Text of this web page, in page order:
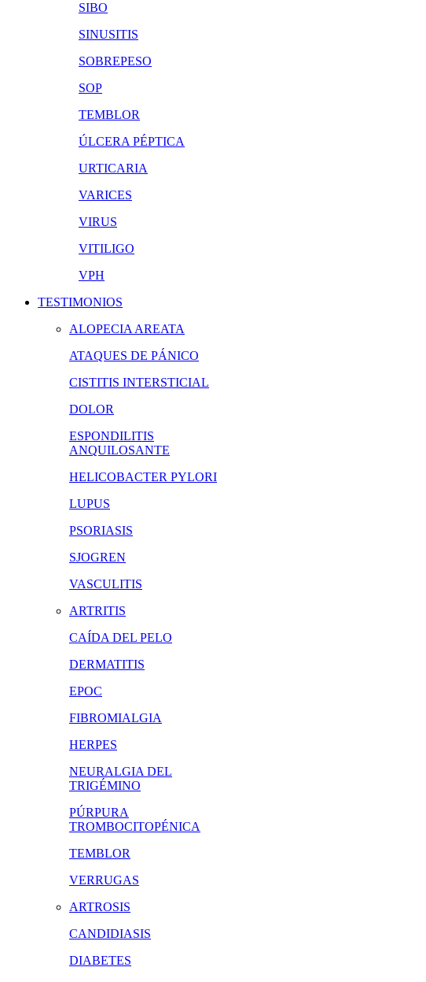
SIBO
SINUSITIS
SOBREPESO
SOP
TEMBLOR
ÚLCERA PÉPTICA
URTICARIA
VARICES
VIRUS
VITILIGO
VPH
TESTIMONIOS
ALOPECIA AREATA
ATAQUES DE PÁNICO
CISTITIS INTERSTICIAL
DOLOR
ESPONDILITIS
ANQUILOSANTE
HELICOBACTER PYLORI
LUPUS
PSORIASIS
SJOGREN
VASCULITIS
ARTRITIS
CAÍDA DEL PELO
DERMATITIS
EPOC
FIBROMIALGIA
HERPES
NEURALGIA DEL
TRIGÉMINO
PÚRPURA
TROMBOCITOPÉNICA
TEMBLOR
VERRUGAS
ARTROSIS
CANDIDIASIS
DIABETES